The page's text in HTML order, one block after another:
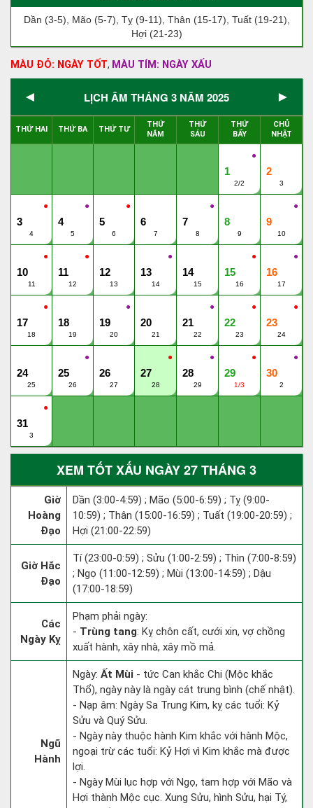
Dần (3-5), Mão (5-7), Tỵ (9-11), Thân (15-17), Tuất (19-21),
Hợi (21-23)
MÀU ĐỎ: NGÀY TỐT, MÀU TÍM: NGÀY XẤU
◄ LỊCH ÂM THÁNG 3 NĂM 2025 ►
THỨ HAI THỨ BA THỨ TƯ
THỨ
NĂM
THỨ
SÁU
THỨ
BẨY
CHỦ
NHẬT
●
1
2/2
2
3
●
3
4
●
4
5
●
5
6
6
7
●
7
8
8
9
●
9
10
●
10
11
●
11
12
12
13
●
13
14
14
15
●
15
16
●
16
17
●
17
18
18
19
●
19
20
20
21
●
21
22
●
22
23
●
23
24
24
25
●
25
26
26
27
●
27
28
●
28
29
●
29
1/3
●
30
2
●
31
3
XEM TỐT XẤU NGÀY 27 THÁNG 3
Giờ
Hoàng
Đạo
Dần (3:00-4:59) ; Mão (5:00-6:59) ; Tỵ (9:00-
10:59) ; Thân (15:00-16:59) ; Tuất (19:00-20:59) ;
Hợi (21:00-22:59)
Giờ Hắc
Đạo
Tí (23:00-0:59) ; Sửu (1:00-2:59) ; Thìn (7:00-8:59)
; Ngọ (11:00-12:59) ; Mùi (13:00-14:59) ; Dậu
(17:00-18:59)
Các
Ngày Kỵ
Phạm phải ngày:
- Trùng tang: Kỵ chôn cất, cưới xin, vợ chồng
xuất hành, xây nhà, xây mồ mả.
Ngũ
Hành
Ngày: Ất Mùi - tức Can khắc Chi (Mộc khắc
Thổ), ngày này là ngày cát trung bình (chế nhật).
- Nạp âm: Ngày Sa Trung Kim, kỵ các tuổi: Kỷ
Sửu và Quý Sửu.
- Ngày này thuộc hành Kim khắc với hành Mộc,
ngoại trừ các tuổi: Kỷ Hợi vì Kim khắc mà được
lợi.
- Ngày Mùi lục hợp với Ngọ, tam hợp với Mão và
Hợi thành Mộc cục. Xung Sửu, hình Sửu, hại Tý,